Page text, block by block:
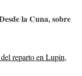
la Cuna, sobre
reparto en Lupin,